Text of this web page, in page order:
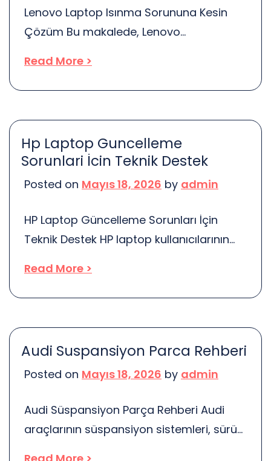
Lenovo Laptop Isınma Sorununa Kesin
Çözüm Bu makalede, Lenovo
sorunlarının nedenleri ve bu sorunları
çözmek için uygulanabilecek etkili
eder. Peki, bu sorun neden ortaya çıkar?
Genellikle, toz birikimi, yetersiz
havalandırma ve yüksek işlemci kullanımı
laptopunuzun performansını […]
Read More >
Hp Laptop Guncelleme
Sorunlari İcin Teknik Destek
Posted on Mayıs 18, 2026 by admin
HP Laptop Güncelleme Sorunları İçin
Teknik Destek HP laptop kullanıcılarının
kişi için can sıkıcı bir durum olabilir.
Bilgisayarınızın güncellemeleri düzgün bir
sorunlarla nasıl başa çıkabiliriz? İşte
burada devreye teknik destek yöntemleri
başarısız olduğunu anlamak önemlidir.
Güncellemeler genellikle yazılım hataları,
[…]
Read More >
Audi Suspansiyon Parca Rehberi
Posted on Mayıs 18, 2026 by admin
Audi Süspansiyon Parça Rehberi Audi
araçlarının süspansiyon sistemleri, sürüş